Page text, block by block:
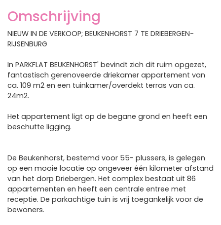
Omschrijving
NIEUW IN DE VERKOOP; BEUKENHORST 7 TE DRIEBERGEN-
RIJSENBURG
In PARKFLAT BEUKENHORST' bevindt zich dit ruim opgezet,
fantastisch gerenoveerde driekamer appartement van
ca. 109 m2 en een tuinkamer/overdekt terras van ca.
24m2.
Het appartement ligt op de begane grond en heeft een
beschutte ligging.
De Beukenhorst, bestemd voor 55- plussers, is gelegen
op een mooie locatie op ongeveer één kilometer afstand
van het dorp Driebergen. Het complex bestaat uit 86
appartementen en heeft een centrale entree met
receptie. De parkachtige tuin is vrij toegankelijk voor de
bewoners.